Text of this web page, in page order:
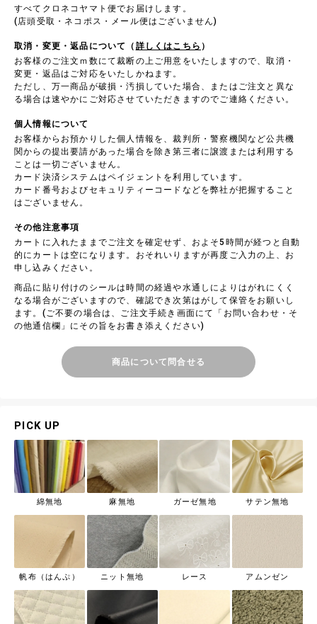
すべてクロネコヤマト便でお届けします。
(店頭受取・ネコポス・メール便はございません)
取消・変更・返品について（ 詳しくはこちら ）
お客様のご注文ｍ数にて裁断の上ご用意をいたしますので、取消・
変更・返品はご対応をいたしかねます。
ただし、万一商品が破損・汚損していた場合、またはご注文と異な
る場合は速やかにご対応させていただきますのでご連絡ください。
個人情報について
お客様からお預かりした個人情報を、裁判所・警察機関など公共機
関からの提出要請があった場合を除き第三者に譲渡または利用する
ことは一切ございません。
カード決済システムはペイジェントを利用しています。
カード番号およびセキュリティーコードなどを弊社が把握すること
はございません。
その他注意事項
カートに入れたままでご注文を確定せず、およそ5時間が経つと自動
的にカートは空になります。おそれいりますが再度ご入力の上、お
申し込みください。
商品に貼り付けのシールは時間の経過や水通しによりはがれにくく
なる場合がございますので、確認でき次第はがして保管をお願いし
ます。(ご不要の場合は、ご注文手続き画面にて「お問い合わせ・そ
の他通信欄」にその旨をお書き添えください)
商品について問合せる
PICK UP
綿無地 麻無地 ガーゼ無地 サテン無地
帆布（はんぷ） ニット無地 レース アムンゼン